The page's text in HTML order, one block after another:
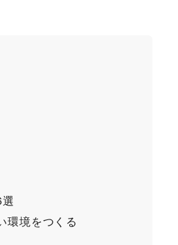
環境をつくる